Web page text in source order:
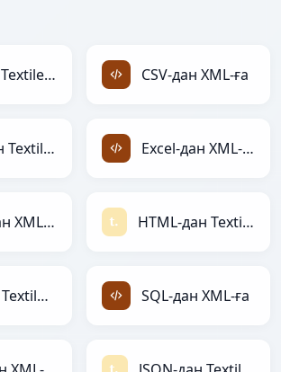
CSV-дан Textile-ға CSV-дан XML-ға
Excel-дан Textile-ға Excel-дан XML-ға
HTML-дан XML-ға HTML-дан Textile-ға
SQL-дан Textile-ға SQL-дан XML-ға